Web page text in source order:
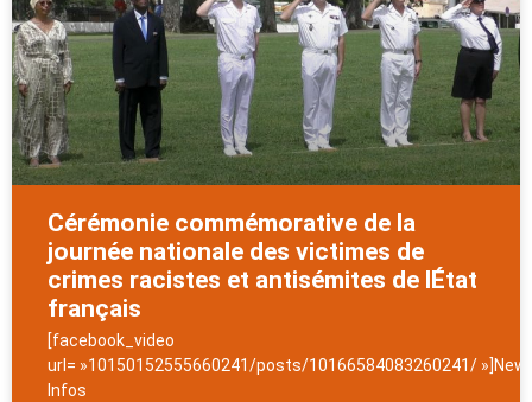
Cérémonie commémorative de la
journée nationale des victimes de
crimes racistes et antisémites de lÉtat
français
[facebook_video
url= »10150152555660241/posts/10166584083260241/
Infos